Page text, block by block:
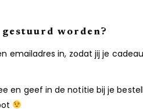
worden?
emailadres in, zodat jij je
en geef in de notitie bij je